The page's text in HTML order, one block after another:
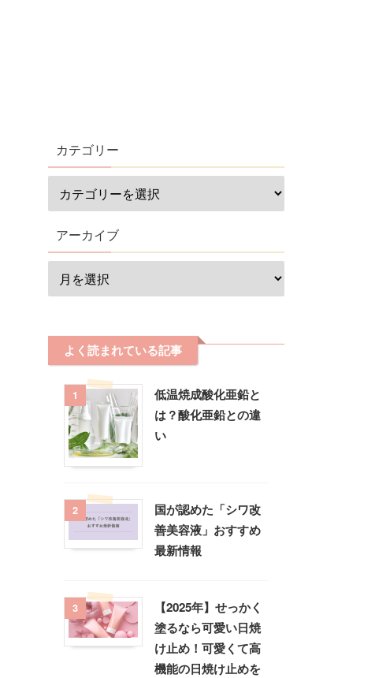
カテゴリー
アーカイブ
よく読まれている記事
1
低温焼成酸化亜鉛と
は？酸化亜鉛との違
い
2
国が認めた「シワ改
善美容液」おすすめ
最新情報
3
【2025年】せっかく
塗るなら可愛い日焼
け止め！可愛くて高
機能の日焼け止めを